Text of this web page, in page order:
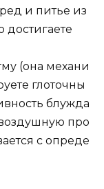
и питье из
(она механи
глоточны
блужда
про
с опреде